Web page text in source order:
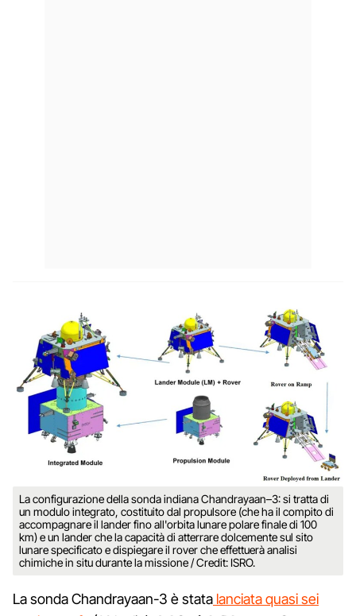
La configurazione della sonda indiana Chandrayaan–3: si tratta di
un modulo integrato, costituito dal propulsore (che ha il compito di
accompagnare il lander fino all'orbita lunare polare finale di 100
km) e un lander che la capacità di atterrare dolcemente sul sito
lunare specificato e dispiegare il rover che effettuerà analisi
chimiche in situ durante la missione / Credit: ISRO.
La sonda Chandrayaan-3 è stata lanciata quasi sei